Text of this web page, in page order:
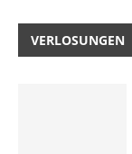
VERLOSUNGEN